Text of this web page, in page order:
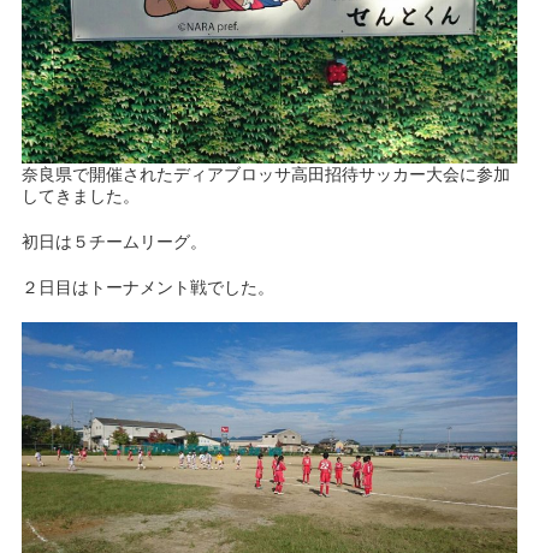
奈良県で開催されたディアブロッサ高田招待サッカー大会に参加
してきました。
初日は５チームリーグ。
２日目はトーナメント戦でした。